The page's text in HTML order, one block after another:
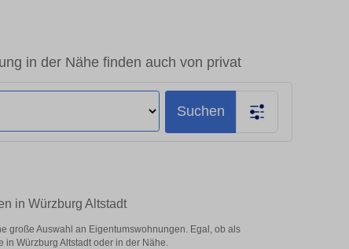
in der Nähe finden auch von privat
Suchen
in Würzburg Altstadt
große Auswahl an Eigentumswohnungen. Egal, ob als
Würzburg Altstadt oder in der Nähe.